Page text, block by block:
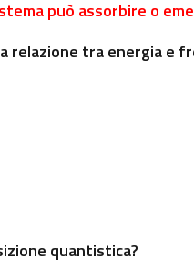
può assorbire o
relazione tra energia e
quantistica?